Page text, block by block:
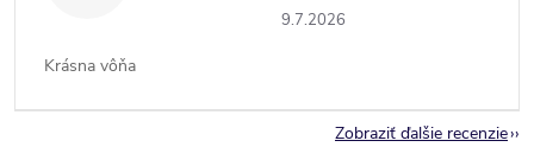
9.7.2026
Krásna vôňa
Zobraziť ďalšie recenzie